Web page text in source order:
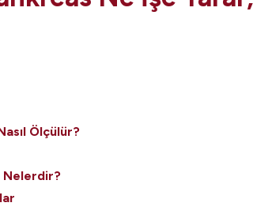
Ölçülür?
Nelerdir?